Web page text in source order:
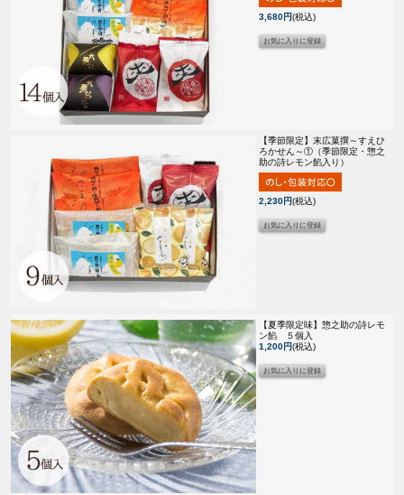
3,680円(税込)
【季節限定】 末広菓撰～すえひ
ろかせん～①（季節限定・惣之
助の詩レモン餡入り）
2,230円(税込)
【夏季限定味】 惣之助の詩レモ
ン餡 ５個入
1,200円(税込)